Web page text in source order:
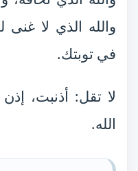
والله الذي لا
في توبتك.
لا تقل: أذنبت،
الله.